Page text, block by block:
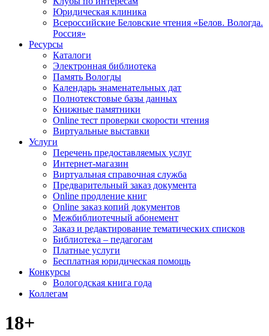
Юридическая клиника
Всероссийские Беловские чтения «Белов. Вологда.
Россия»
Ресурсы
Каталоги
Электронная библиотека
Память Вологды
Календарь знаменательных дат
Полнотекстовые базы данных
Книжные памятники
Online тест проверки скорости чтения
Виртуальные выставки
Услуги
Перечень предоставляемых услуг
Интернет-магазин
Виртуальная справочная служба
Предварительный заказ документа
Online продление книг
Online заказ копий документов
Межбиблиотечный абонемент
Заказ и редактирование тематических списков
Библиотека – педагогам
Платные услуги
Бесплатная юридическая помощь
Конкурсы
Вологодская книга года
Коллегам
18+